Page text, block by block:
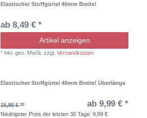
Elastischer Stoffgürtel 40mm Breite!
ab 8,49 € *
Artikel anzeigen
*inkl. ges. MwSt. zzgl.Versandkosten
Elastischer Stoffgürtel 40mm Breite! Überlänge
15,95 € ** ab 9,99 € *
Niedrigster Preis der letzten 30 Tage:9,99 €